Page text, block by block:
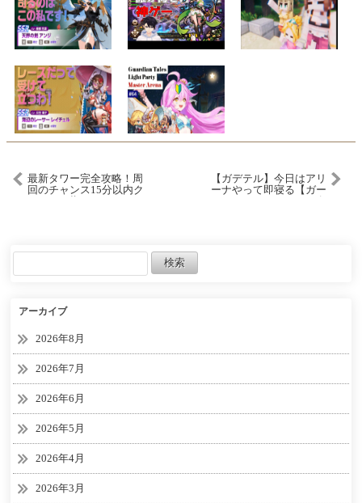
最新タワー完全攻略！周
回のチャンス15分以内ク
【ガデテル】今日はアリ
ーナやって即寝る【ガー
アーカイブ
2026年8月
2026年7月
2026年6月
2026年5月
2026年4月
2026年3月